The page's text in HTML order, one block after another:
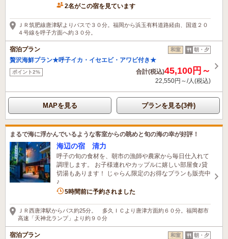
2名がこの宿を見ています
ＪＲ筑肥線唐津駅よりバスで３０分。福岡から浜玉有料道路経由、国道２０
４号線を呼子方面へ約３０分。
宿泊プラン 和室 朝・夕
贅沢海鮮プラン★呼子イカ・イセエビ・アワビ付き★
ポイント2% 合計(税込)45,100円～
22,550円～/人(税込)
MAPを見る プランを見る(3件)
まるで海に浮かんでいるような客室からの眺めと旬の海の幸が好評！
海辺の宿 清力
呼子の旬の食材を、朝市の漁師や農家から毎日仕入れて
調理します。 お子様連れやカップルに嬉しい部屋食♪貸
切湯もあります！ じゃらん限定のお得なプランも販売中
♪
5時間前に予約されました
ＪＲ西唐津駅からバス約25分。 多久ＩＣより唐津方面約６０分。福岡都市
高速「天神北ランプ」より約９０分
宿泊プラン 和室 朝・夕